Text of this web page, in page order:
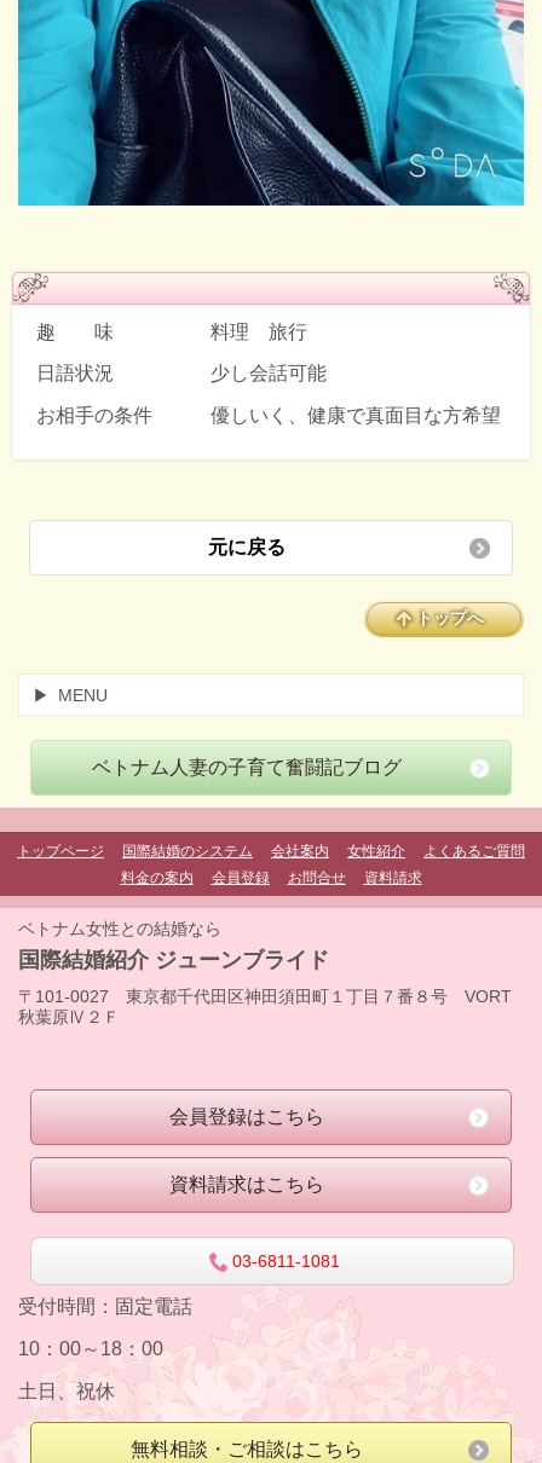
趣 味 料理 旅行
日語状況 少し会話可能
お相手の条件 優しいく、健康で真面目な方希望
元に戻る
トップへ
MENU
ベトナム人妻の子育て奮闘記ブログ
トップページ 国際結婚のシステム 会社案内 女性紹介
よくあるご質問
料金の案内
会員登録 お問合せ 資料請求
ベトナム女性との結婚なら
国際結婚紹介 ジューンブライド
〒101-0027 東京都千代田区神田須田町１丁目７番８号 VORT
秋葉原Ⅳ２Ｆ
会員登録はこちら
資料請求はこちら
03-6811-1081
受付時間： 固定電話
10：00～18：00
土日、祝休
無料相談・ご相談はこちら